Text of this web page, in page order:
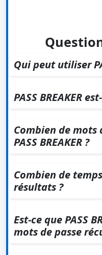
Qui peut utiliser
de comptes GMail peut
PASS BREAKER
communiquent pas de
Combien de mots
PASS BREAKER ?
mots de passe GMail
Combien de
résultats ?
après le lancement de
Est-ce que PASS
mots de passe